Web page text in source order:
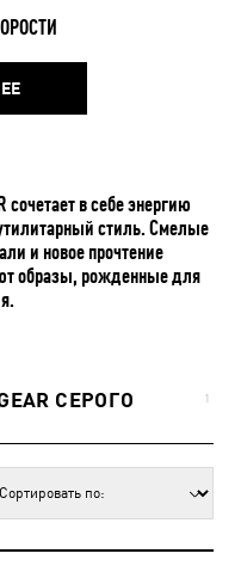
сочетает в себе энергию
стиль. Смелые
и новое прочтение
образы, рожденные для
СЕРОГО
1